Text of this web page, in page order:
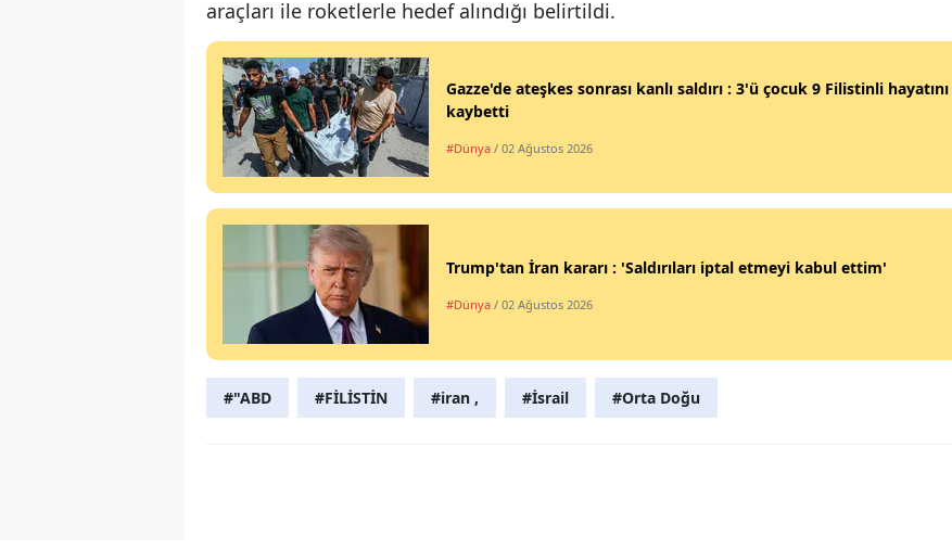
Rize
Samsun
Sinop
Tekirdağ
Trabzon
Tunceli
araçları ile roketlerle hedef alındığı belirtildi.
Gazze'de ateşkes sonrası kanlı saldırı : 3'ü çocuk 9 Filistinli hayatını
kaybetti
#Dünya / 02 Ağustos 2026
Trump'tan İran kararı : 'Saldırıları iptal etmeyi kabul ettim'
#Dünya / 02 Ağustos 2026
#"ABD #FİLİSTİN #iran , #İsrail #Orta Doğu